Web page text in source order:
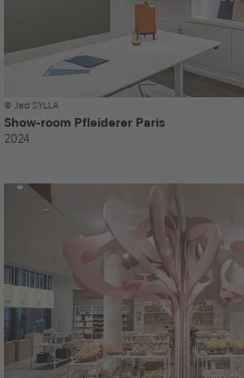
© Jad SYLLA
Show-room Pfleiderer Paris
2024